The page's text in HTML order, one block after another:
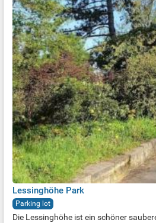
Lessinghöhe Park
Parking lot
Die Lessinghöhe ist ein schöner